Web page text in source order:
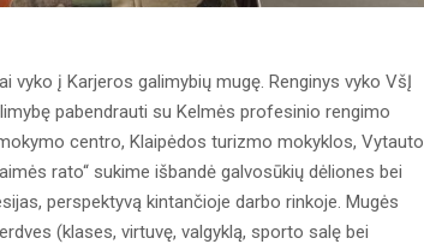
vyko į Karjeros galimybių mugę. Renginys vyko VšĮ
pabendrauti su Kelmės profesinio rengimo
centro, Klaipėdos turizmo mokyklos, Vytauto
rato“ sukime išbandė galvosūkių dėliones bei
perspektyvą kintančioje darbo rinkoje. Mugės
(klases, virtuvę, valgyklą, sporto salę bei